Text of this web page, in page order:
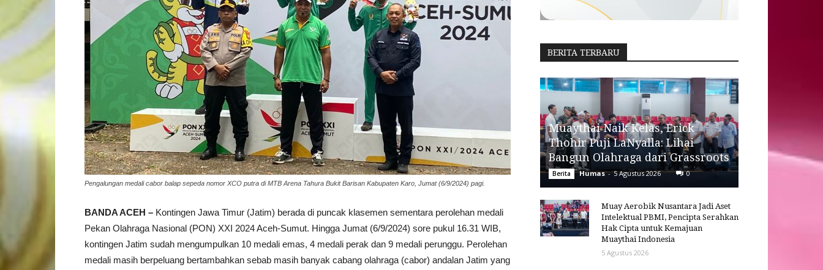
Pengalungan medali cabor balap sepeda nomor XCO putra di MTB Arena Tahura Bukit Barisan Kabupaten Karo, Jumat (6/9/2024) pagi.
BANDA ACEH – Kontingen Jawa Timur (Jatim) berada di puncak klasemen sementara perolehan medali
Pekan Olahraga Nasional (PON) XXI 2024 Aceh-Sumut. Hingga Jumat (6/9/2024) sore pukul 16.31 WIB,
kontingen Jatim sudah mengumpulkan 10 medali emas, 4 medali perak dan 9 medali perunggu. Perolehan
medali masih berpeluang bertambahkan sebab masih banyak cabang olahraga (cabor) andalan Jatim yang
BERITA TERBARU
Muaythai Naik Kelas, Erick
Thohir Puji LaNyalla: Lihai
Bangun Olahraga dari Grassroots
Berita Humas - 5 Agustus 2026 0
Muay Aerobik Nusantara Jadi Aset
Intelektual PBMI, Pencipta Serahkan
Hak Cipta untuk Kemajuan
Muaythai Indonesia
5 Agustus 2026